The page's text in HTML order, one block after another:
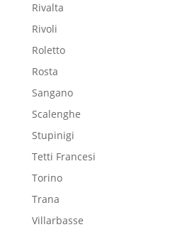
Rivalta
Rivoli
Roletto
Rosta
Sangano
Scalenghe
Stupinigi
Tetti Francesi
Torino
Trana
Villarbasse